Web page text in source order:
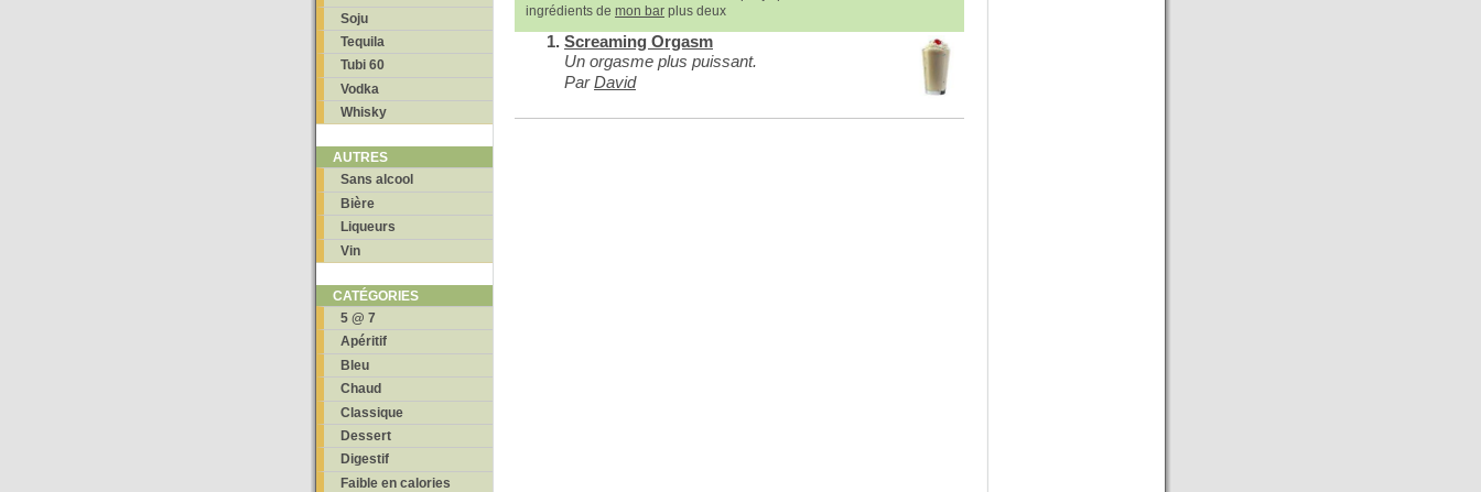
Soju
Tequila
Tubi 60
Vodka
Whisky
AUTRES
Sans alcool
Bière
Liqueurs
Vin
CATÉGORIES
5 @ 7
Apéritif
Bleu
Chaud
Classique
Dessert
Digestif
Faible en calories
ingrédients de mon bar plus deux
Screaming Orgasm
Un orgasme plus puissant.
ParDavid